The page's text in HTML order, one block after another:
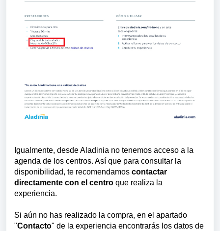
Igualmente, desde Aladinia no tenemos acceso a la
agenda de los centros. Así que para consultar la
disponibilidad, te recomendamos contactar
directamente con el centro que realiza la
experiencia.
Si aún no has realizado la compra, en el apartado
"Contacto" de la experiencia encontrarás los datos de